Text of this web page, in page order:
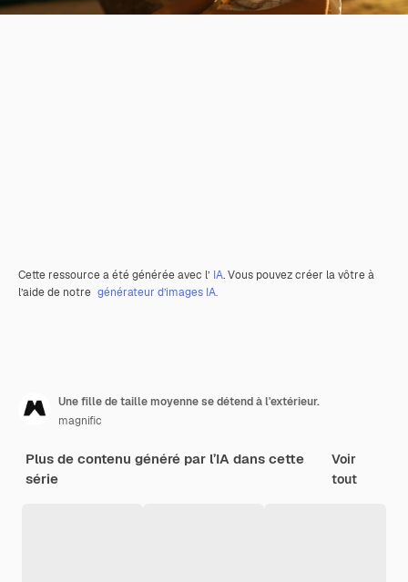
Cette ressource a été générée avec l’ IA. Vous pouvez créer la vôtre à
l’aide de notre générateur d’images IA.
Une fille de taille moyenne se détend à l'extérieur.
magnific
Plus de contenu généré par l’IA dans cette
série
Voir
tout